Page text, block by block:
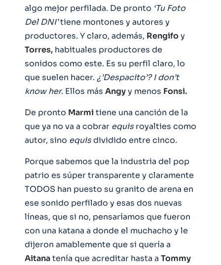
algo mejor perfilada. De pronto ‘Tu Foto
Del DNI’tiene montones y autores y
productores. Y claro, además, Rengifoy
Torres, habituales productores de
sonidos como este. Es su perfil claro, lo
que suelen hacer. ¿’Despacito’? I don’t
know her. Ellos más Angyy menos Fonsi.
De pronto Marmi tiene una canción de la
que ya no va a cobrar equisroyalties como
autor, sino equisdividido entre cinco.
Porque sabemos que la industria del pop
patrio es súper transparente y claramente
TODOS han puesto su granito de arena en
ese sonido perfilado y esas dos nuevas
líneas, que si no, pensaríamos que fueron
con una katana a donde el muchacho y le
dijeron amablemente que si quería a
Aitanatenía que acreditar hasta a Tommy